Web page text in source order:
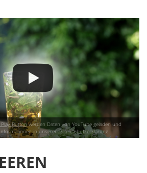
Button werden Daten von YouTube geladen und
in unsererDatenschutzerklärung